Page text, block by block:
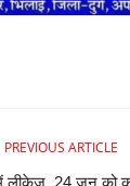
PREVIOUS ARTICLE
लीकेज, 24 जून को कई